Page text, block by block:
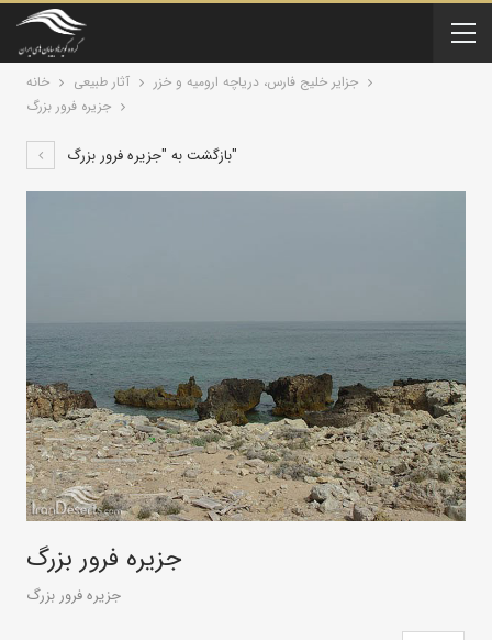
خانه آثار طبیعی
جزایر خلیج فارس، دریاچه ارومیه و خزر
جزیره فرور بزرگ
بازگشت به "جزیره فرور بزرگ"
جزیره فرور بزرگ
جزیره فرور بزرگ